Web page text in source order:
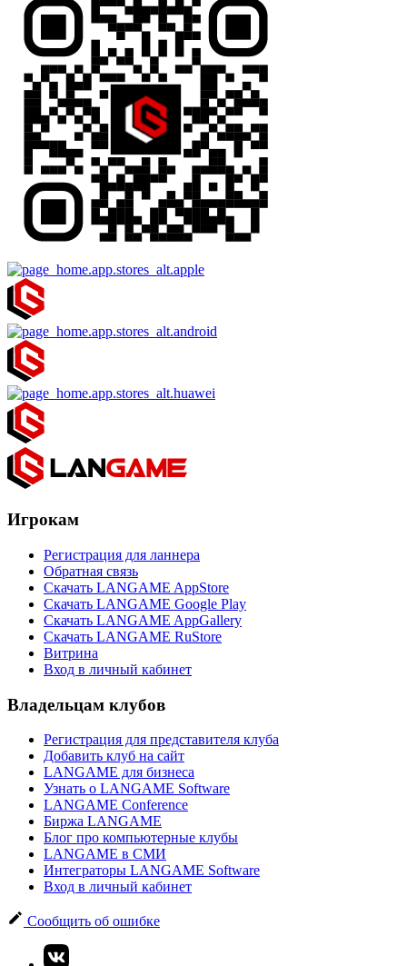
Игрокам
Регистрация для ланнера
Обратная связь
Скачать LANGAME AppStore
Скачать LANGAME Google Play
Скачать LANGAME AppGallery
Скачать LANGAME RuStore
Витрина
Вход в личный кабинет
Владельцам клубов
Регистрация для представителя клуба
Добавить клуб на сайт
LANGAME для бизнеса
Узнать о LANGAME Software
LANGAME Conference
Биржа LANGAME
Блог про компьютерные клубы
LANGAME в СМИ
Интеграторы LANGAME Software
Вход в личный кабинет
Сообщить об ошибке